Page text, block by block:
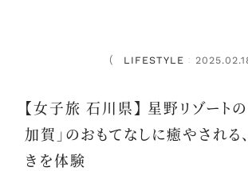
LIFESTYLE
：
【女子旅 石川県】 星野リゾート
加賀」のおもてなしに癒やされる
きを体験